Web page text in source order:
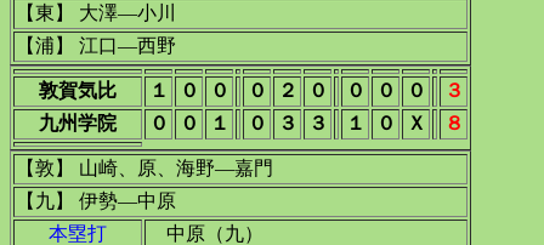
【東】 大澤―小川
【浦】 江口―西野
敦賀気比 １ ０ ０ ０ ２ ０ ０ ０ ０
３
九州学院
０ ０ １ ０ ３ ３ １ ０ Ｘ ８
【敦】 山崎、原、海野―嘉門
【九】 伊勢―中原
本塁打
中原（九）